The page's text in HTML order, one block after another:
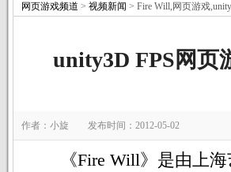
网页游戏频道 > 视频新闻 > Fire Will,网页游戏
unity3D FPS网页
作者：小旋 发布时间：2012-05-02
《Fire Will》是由上海